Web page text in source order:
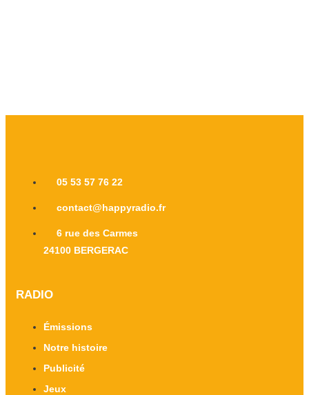
05 53 57 76 22
contact@happyradio.fr
6 rue des Carmes
24100 BERGERAC
RADIO
Émissions
Notre histoire
Publicité
Jeux